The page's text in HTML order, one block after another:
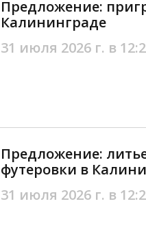
Предложение:
Калининграде
31 июля 2026 г. в
Предложение:
футеровки в
31 июля 2026 г. в